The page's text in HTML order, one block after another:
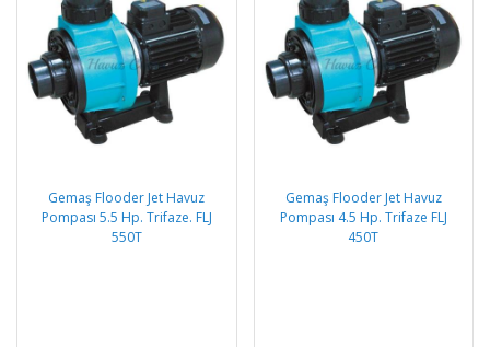
Gemaş Flooder Jet Havuz
Pompası 5.5 Hp. Trifaze. FLJ
550T
Gemaş Flooder Jet Havuz
Pompası 4.5 Hp. Trifaze FLJ
450T